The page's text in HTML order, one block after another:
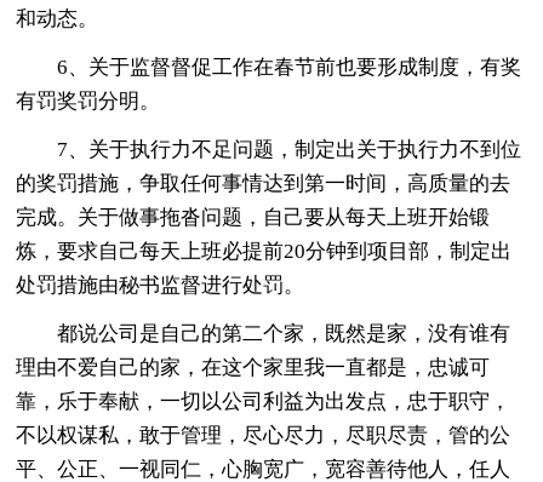
和动态。
6、关于监督督促工作在春节前也要形成制度，有奖
有罚奖罚分明。
7、关于执行力不足问题，制定出关于执行力不到位
的奖罚措施，争取任何事情达到第一时间，高质量的去
完成。关于做事拖沓问题，自己要从每天上班开始锻
炼，要求自己每天上班必提前20分钟到项目部，制定出
处罚措施由秘书监督进行处罚。
都说公司是自己的第二个家，既然是家，没有谁有
理由不爱自己的家，在这个家里我一直都是，忠诚可
靠，乐于奉献，一切以公司利益为出发点，忠于职守，
不以权谋私，敢于管理，尽心尽力，尽职尽责，管的公
平、公正、一视同仁，心胸宽广，宽容善待他人，任人